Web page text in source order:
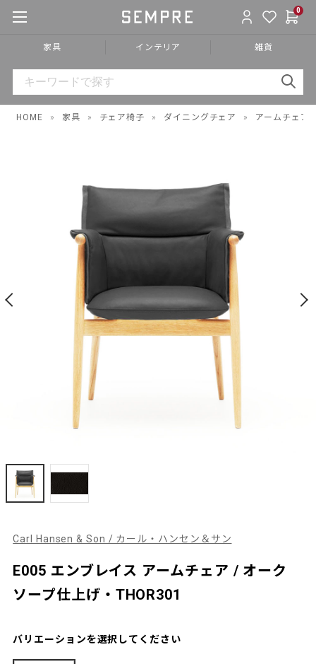
0
家具 インテリア 雑貨
HOME » 家具 » チェア椅子 » ダイニングチェア » アームチェア
Carl Hansen & Son / カール・ハンセン＆サン
E005 エンブレイス アームチェア / オーク
ソープ仕上げ・THOR301
バリエーションを選択してください